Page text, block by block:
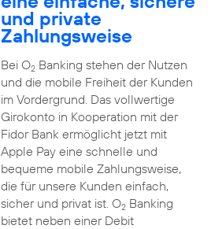
und private
Zahlungsweise
Bei O2Banking stehen der Nutzen
und die mobile Freiheit der Kunden
im Vordergrund. Das vollwertige
Girokonto in Kooperation mit der
Fidor Bank ermöglicht jetzt mit
Apple Pay eine schnelle und
bequeme mobile Zahlungsweise,
die für unsere Kunden einfach,
sicher und privat ist. O2Banking
bietet neben einer Debit